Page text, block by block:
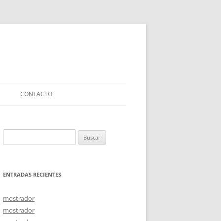
CONTACTO
ENTRADAS RECIENTES
mostrador
mostrador